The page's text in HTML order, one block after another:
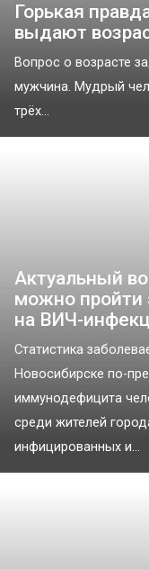
Горькая
выдают
Вопрос о возрасте
мужчина. Мудрый
трёх...
Актуальный
можно пройти
на ВИЧ-
Статистика
Новосибирске по-
иммунодефицита
среди жителей
инфицированных и...